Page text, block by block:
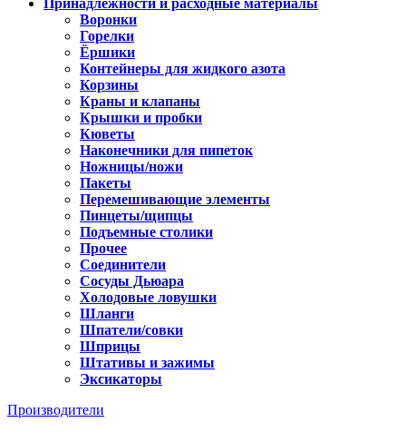
Принадлежности и расходные материалы
Воронки
Горелки
Ёршики
Контейнеры для жидкого азота
Корзины
Краны и клапаны
Крышки и пробки
Кюветы
Наконечники для пипеток
Ножницы/ножи
Пакеты
Перемешивающие элементы
Пинцеты/щипцы
Подъемные столики
Прочее
Соединители
Сосуды Дьюара
Холодовые ловушки
Шланги
Шпатели/совки
Шприцы
Штативы и зажимы
Эксикаторы
Производители